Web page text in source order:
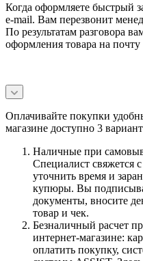
Когда оформляете быстрый
e-mail. Вам перезвонит
По результатам разговора
оформления товара на
Оплачивайте покупки
магазине доступно 3
Наличные при
Специалист свяжется
уточнить время и
купюры. Вы
документы, вносите
товар и чек.
Безналичный расчет
интернет-магазине:
оплатить покупку,